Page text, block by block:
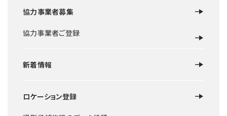
協力事業者募集
協力事業者ご登録
新着情報
ロケーション登録
ロケ地概要